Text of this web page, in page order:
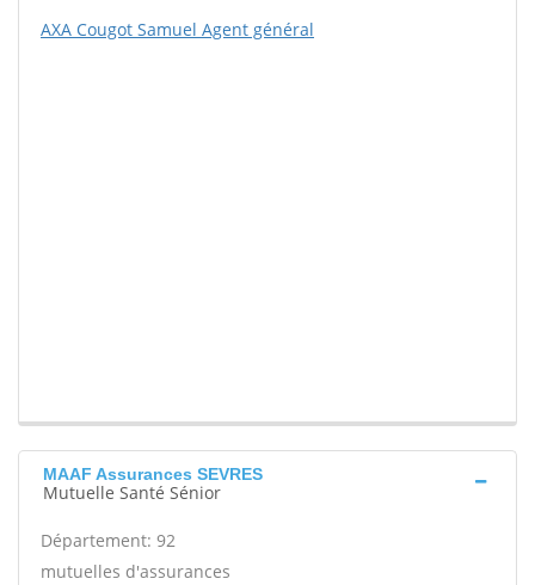
AXA Cougot Samuel Agent général
MAAF Assurances SEVRES
Mutuelle Santé Sénior
Département: 92
mutuelles d'assurances